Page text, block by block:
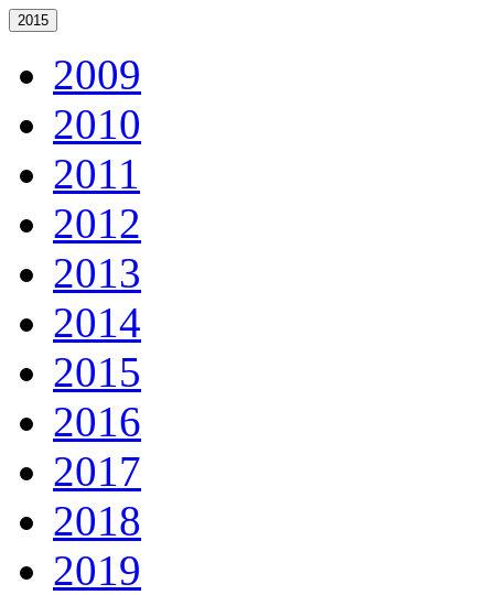
2015
2009
2010
2011
2012
2013
2014
2015
2016
2017
2018
2019